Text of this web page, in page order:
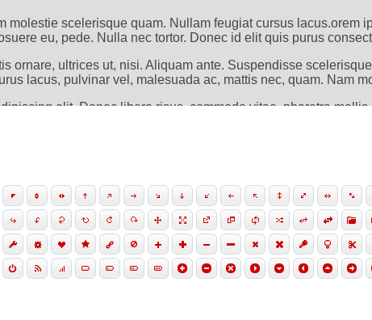
scelerisque quam. Nullam feugiat cursus lacus.orem
eu, pede. Nulla nec tortor. Donec id elit quis purus
ornare, ultrices ut, nisi. Aliquam ante. Suspendisse
lacus, pulvinar vel, malesuada ac, mattis nec, quam. Nam
elit. Donec libero risus, commodo vitae, pharetra
vulputate ac, facilisis id, sem. Morbi in orci. Nulla purus
lacus.orem ipsum dolor sit amet, consectetur adipiscing elit.